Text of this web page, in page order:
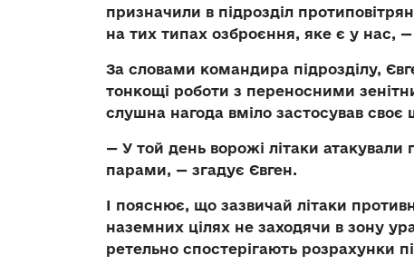
призначили в підрозділ
на тих типах озброєння, яке є у нас,
За словами командира підрозділу,
тонкощі роботи з переносними
слушна нагода вміло застосував своє
— У той день ворожі літаки атакували
парами, — згадує Євген.
І пояснює, що зазвичай літаки
наземних цілях не заходячи в зону
ретельно спостерігають розрахунки